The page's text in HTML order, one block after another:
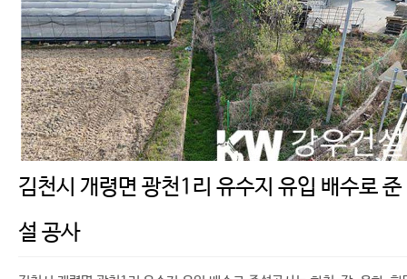
김천시 개령면 광천1리 유수지 유입 배수로 준
설 공사